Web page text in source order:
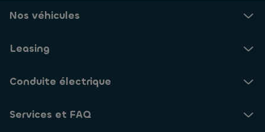
Nos véhicules
Leasing
Conduite électrique
Services et FAQ